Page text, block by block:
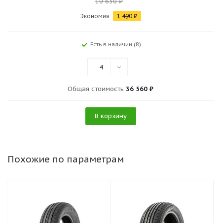
Экономия 1 490 ₽
Есть в наличии (8)
4
Общая стоимость 36 560 ₽
В корзину
Похожие по параметрам